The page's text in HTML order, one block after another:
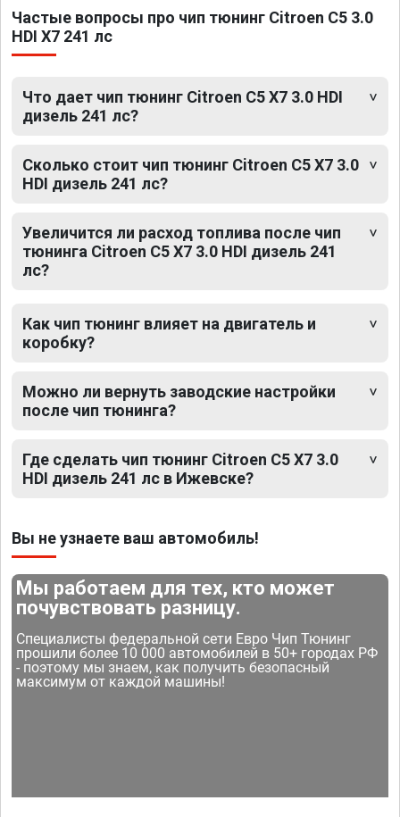
Частые вопросы про чип тюнинг Citroen C5 3.0
HDI X7 241 лс
Что дает чип тюнинг Citroen C5 X7 3.0 HDI
дизель 241 лс?
Сколько стоит чип тюнинг Citroen C5 X7 3.0
HDI дизель 241 лс?
Увеличится ли расход топлива после чип
тюнинга Citroen C5 X7 3.0 HDI дизель 241
лс?
Как чип тюнинг влияет на двигатель и
коробку?
Можно ли вернуть заводские настройки
после чип тюнинга?
Где сделать чип тюнинг Citroen C5 X7 3.0
HDI дизель 241 лс в Ижевске?
Вы не узнаете ваш автомобиль!
Мы работаем для тех, кто может
почувствовать разницу.
Специалисты федеральной сети Евро Чип Тюнинг
прошили более 10 000 автомобилей в 50+ городах РФ
- поэтому мы знаем, как получить безопасный
максимум от каждой машины!